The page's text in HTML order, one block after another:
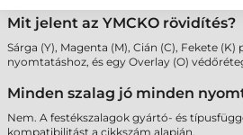
Mit jelent az YMCKO rövidítés?
Sárga (Y), Magenta (M), Cián (C), Fekete (K)
nyomtatáshoz, és egy Overlay (O)
Minden szalag jó minden
Nem. A festékszalagok gyártó- és
kompatibilitást a cikkszám alapján.